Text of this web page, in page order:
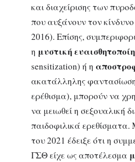
και διαχείρισης των
που αυξάνουν τον
2016). Επίσης,
η μυστική
sensitization) ή η
ακατάλληλης
ερέθισμα), μπορούν να
να μειωθεί η σεξουαλική
παιδοφιλικά ερεθίσματα.
του 2021 έδειξε ότι η
ΓΣΘ είχε ως αποτέλεσμα